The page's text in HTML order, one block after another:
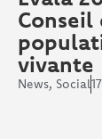
Conseil
vivante
News, Social